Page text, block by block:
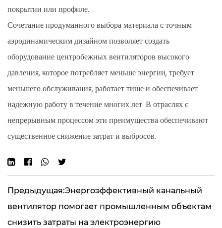
покрытии или профиле.
Сочетание продуманного выбора материала с точным
аэродинамическим дизайном позволяет создать
оборудование центробежных вентиляторов высокого
давления, которое потребляет меньше энергии, требует
меньшего обслуживания, работает тише и обеспечивает
надежную работу в течение многих лет. В отраслях с
непрерывным процессом эти преимущества обеспечивают
существенное снижение затрат и выбросов.
Предыдущая:Энергоэффективный канальный
вентилятор помогает промышленным объектам
снизить затраты на электроэнергию